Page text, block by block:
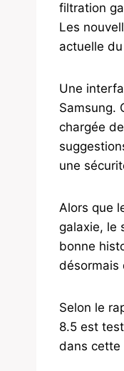
filtration
Les
actuelle
Une
Samsung.
chargée
une
Alors que
galaxie, le
bonne
désormais
Selon le
8.5 est
dans cette